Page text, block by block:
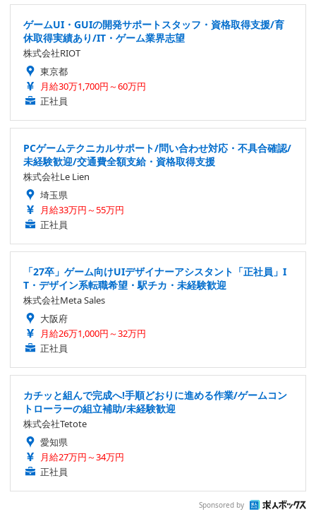
ゲームUI・GUIの開発サポートスタッフ・資格取得支援/育
休取得実績あり/IT・ゲーム業界志望
株式会社RIOT
東京都
月給30万1,700円～60万円
正社員
PCゲームテクニカルサポート/問い合わせ対応・不具合確認/
未経験歓迎/交通費全額支給・資格取得支援
株式会社Le Lien
埼玉県
月給33万円～55万円
正社員
「27卒」ゲーム向けUIデザイナーアシスタント「正社員」I
T・デザイン系転職希望・駅チカ・未経験歓迎
株式会社Meta Sales
大阪府
月給26万1,000円～32万円
正社員
カチッと組んで完成へ!手順どおりに進める作業/ゲームコン
トローラーの組立補助/未経験歓迎
株式会社Tetote
愛知県
月給27万円～34万円
正社員
Sponsored by